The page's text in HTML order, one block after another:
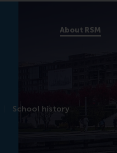
About RSM
School history